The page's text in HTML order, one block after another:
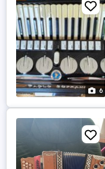
6